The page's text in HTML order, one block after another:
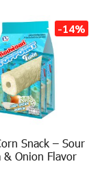
-14%
Snack – Sour
& Onion Flavor